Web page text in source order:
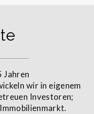
Jahren
wir in eigenem
Investoren;